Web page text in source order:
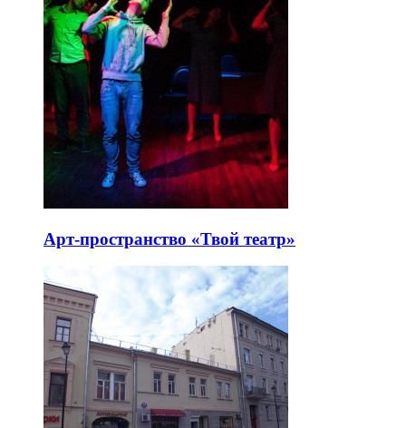
Арт-пространство «Твой театр»